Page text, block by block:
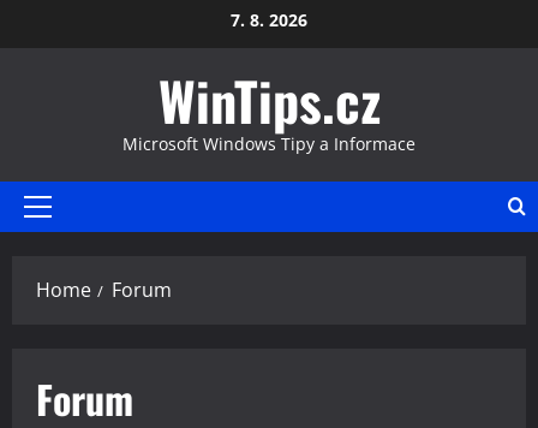
to
7. 8. 2026
WinTips.cz
Microsoft Windows Tipy a Informace
Primary
Home Forum
Forum